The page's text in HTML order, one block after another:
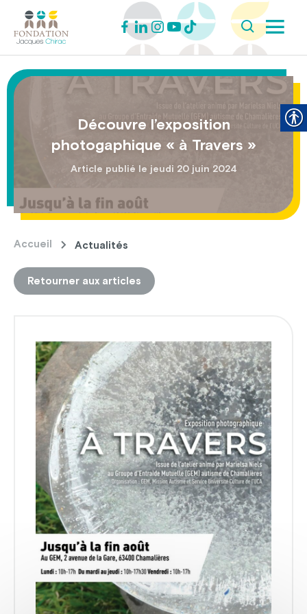
Découvre l’exposition
photogaphique « à Travers »
Article publié le jeudi 20 juin 2024
Accueil Actualités
Retourner aux articles